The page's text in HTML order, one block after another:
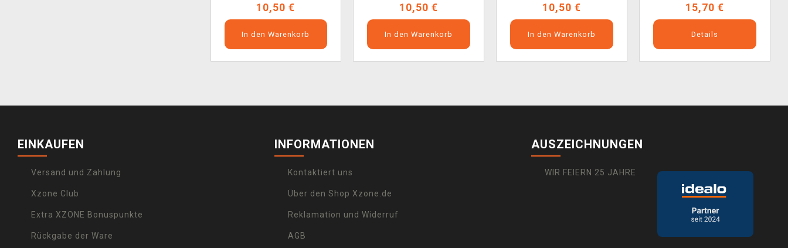
10,50 €
In den Warenkorb
10,50 €
In den Warenkorb
10,50 €
In den Warenkorb
15,70 €
Details
EINKAUFEN
Versand und Zahlung
Xzone Club
Extra XZONE Bonuspunkte
Rückgabe der Ware
INFORMATIONEN
Kontaktiert uns
Über den Shop Xzone.de
Reklamation und Widerruf
AGB
AUSZEICHNUNGEN
WIR FEIERN 25 JAHRE